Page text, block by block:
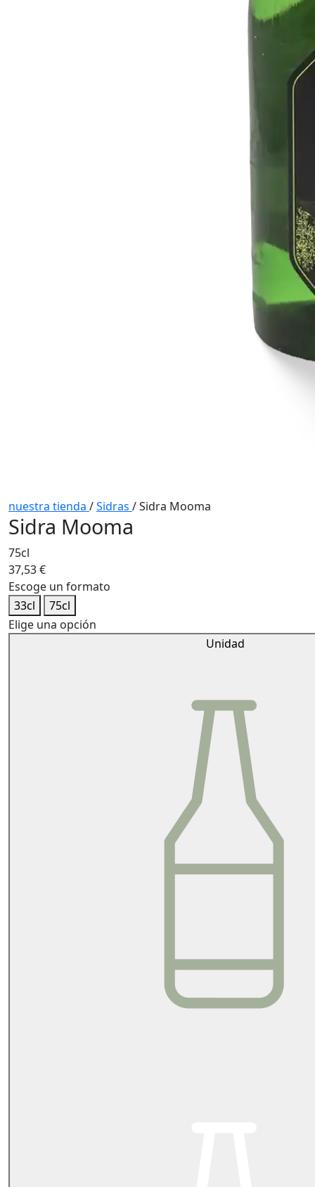
nuestra tienda /Sidras /Sidra Mooma
Sidra Mooma
75cl
37,53€
Escoge un formato
33cl
75cl
Elige una opción
Unidad